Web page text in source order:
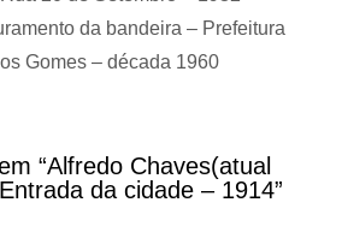
da bandeira – Prefeitura
Gomes – década 1960
“Alfredo Chaves(atual
da cidade – 1914”